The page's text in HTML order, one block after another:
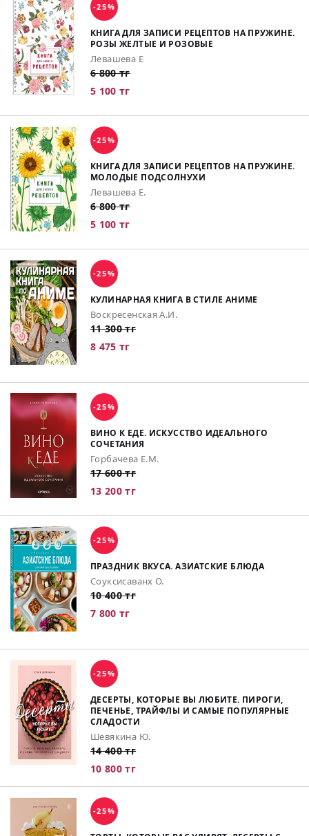
-25%
КНИГА ДЛЯ ЗАПИСИ РЕЦЕПТОВ НА ПРУЖИНЕ.
РОЗЫ ЖЕЛТЫЕ И РОЗОВЫЕ
Левашева Е
6 800 тг
5 100 тг
-25%
КНИГА ДЛЯ ЗАПИСИ РЕЦЕПТОВ НА ПРУЖИНЕ.
МОЛОДЫЕ ПОДСОЛНУХИ
Левашева Е.
6 800 тг
5 100 тг
-25%
КУЛИНАРНАЯ КНИГА В СТИЛЕ АНИМЕ
Воскресенская А.И.
11 300 тг
8 475 тг
-25%
ВИНО К ЕДЕ. ИСКУССТВО ИДЕАЛЬНОГО
СОЧЕТАНИЯ
Горбачева Е.М.
17 600 тг
13 200 тг
-25%
ПРАЗДНИК ВКУСА. АЗИАТСКИЕ БЛЮДА
Соуксисаванх О.
10 400 тг
7 800 тг
-25%
ДЕСЕРТЫ, КОТОРЫЕ ВЫ ЛЮБИТЕ. ПИРОГИ,
ПЕЧЕНЬЕ, ТРАЙФЛЫ И САМЫЕ ПОПУЛЯРНЫЕ
СЛАДОСТИ
Шевякина Ю.
14 400 тг
10 800 тг
-25%